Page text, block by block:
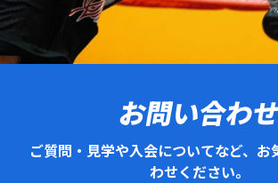
お問い合わせ
ご質問・見学や入会についてなど、お
わせください。